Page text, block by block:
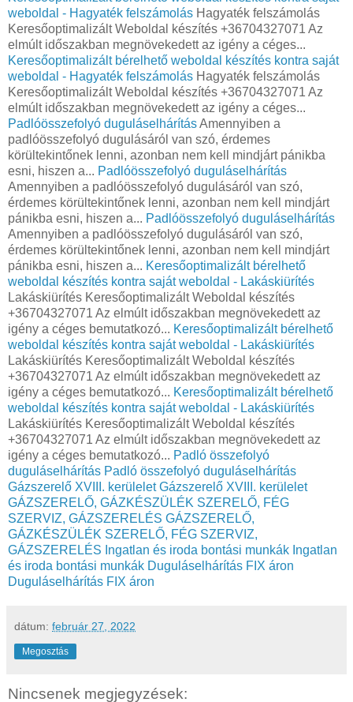
weboldal - Hagyaték felszámolás Hagyaték felszámolás
Keresőoptimalizált Weboldal készítés +36704327071 Az
elmúlt időszakban megnövekedett az igény a céges...
Keresőoptimalizált bérelhető weboldal készítés kontra saját
weboldal - Hagyaték felszámolás Hagyaték felszámolás
Keresőoptimalizált Weboldal készítés +36704327071 Az
elmúlt időszakban megnövekedett az igény a céges...
Padlóösszefolyó duguláselhárításAmennyiben a
padlóösszefolyó dugulásáról van szó, érdemes
körültekintőnek lenni, azonban nem kell mindjárt pánikba
esni, hiszen a... Padlóösszefolyó duguláselhárítás
Amennyiben a padlóösszefolyó dugulásáról van szó,
érdemes körültekintőnek lenni, azonban nem kell mindjárt
pánikba esni, hiszen a... Padlóösszefolyó duguláselhárítás
Amennyiben a padlóösszefolyó dugulásáról van szó,
érdemes körültekintőnek lenni, azonban nem kell mindjárt
pánikba esni, hiszen a... Keresőoptimalizált bérelhető
weboldal készítés kontra saját weboldal - Lakáskiürítés
Lakáskiürítés Keresőoptimalizált Weboldal készítés
+36704327071 Az elmúlt időszakban megnövekedett az
igény a céges bemutatkozó... Keresőoptimalizált bérelhető
weboldal készítés kontra saját weboldal - Lakáskiürítés
Lakáskiürítés Keresőoptimalizált Weboldal készítés
+36704327071 Az elmúlt időszakban megnövekedett az
igény a céges bemutatkozó... Keresőoptimalizált bérelhető
weboldal készítés kontra saját weboldal - Lakáskiürítés
Lakáskiürítés Keresőoptimalizált Weboldal készítés
+36704327071 Az elmúlt időszakban megnövekedett az
igény a céges bemutatkozó... Padló összefolyó
duguláselhárítás Padló összefolyó duguláselhárítás
Gázszerelő XVIII. kerülelet Gázszerelő XVIII. kerülelet
GÁZSZERELŐ, GÁZKÉSZÜLÉK SZERELŐ, FÉG
SZERVIZ, GÁZSZERELÉS GÁZSZERELŐ,
GÁZKÉSZÜLÉK SZERELŐ, FÉG SZERVIZ,
GÁZSZERELÉS Ingatlan és iroda bontási munkák Ingatlan
és iroda bontási munkák Duguláselhárítás FIX áron
Duguláselhárítás FIX áron
dátum: február 27, 2022
Megosztás
Nincsenek megjegyzések: